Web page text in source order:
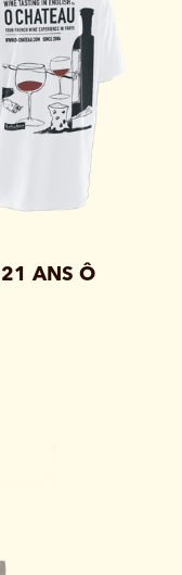
21 ANS Ô